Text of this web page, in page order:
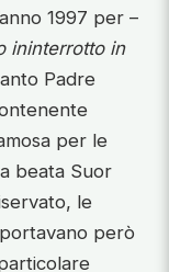
1997 per –
ininterrotto in
Padre
per le
beata Suor
le
però